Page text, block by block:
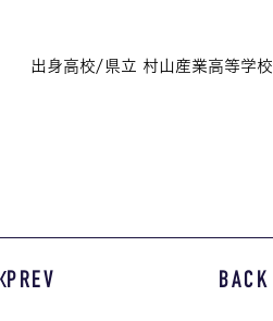
出身高校/県立 村山産業高等学校
PREV BACK